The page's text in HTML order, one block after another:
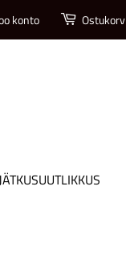
konto Ostukorv